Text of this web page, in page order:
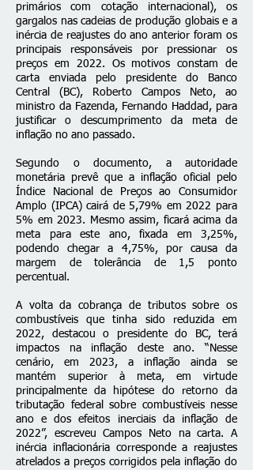
primários com cotação internacional), os
gargalos nas cadeias de produção globais e a
inércia de reajustes do ano anterior foram os
principais responsáveis por pressionar os
preços em 2022. Os motivos constam de
carta enviada pelo presidente do Banco
Central (BC), Roberto Campos Neto, ao
ministro da Fazenda, Fernando Haddad, para
justificar o descumprimento da meta de
inflação no ano passado.
Segundo o documento, a autoridade
monetária prevê que a inflação oficial pelo
Índice Nacional de Preços ao Consumidor
Amplo (IPCA) cairá de 5,79% em 2022 para
5% em 2023. Mesmo assim, ficará acima da
meta para este ano, fixada em 3,25%,
podendo chegar a 4,75%, por causa da
margem de tolerância de 1,5 ponto
percentual.
A volta da cobrança de tributos sobre os
combustíveis que tinha sido reduzida em
2022, destacou o presidente do BC, terá
impactos na inflação deste ano. “Nesse
cenário, em 2023, a inflação ainda se
mantém superior à meta, em virtude
principalmente da hipótese do retorno da
tributação federal sobre combustíveis nesse
ano e dos efeitos inerciais da inflação de
2022”, escreveu Campos Neto na carta. A
inércia inflacionária corresponde a reajustes
atrelados a preços corrigidos pela inflação do